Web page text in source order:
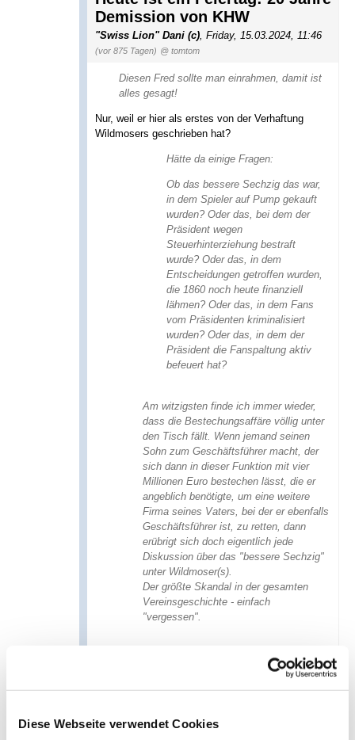
Diese Webseite verwendet Cookies
Demission von KHW
"Swiss Lion" Dani (c), Friday, 15.03.2024, 11:46
(vor 875 Tagen) @ tomtom
Diesen Fred sollte man einrahmen, damit ist
alles gesagt!
Nur, weil er hier als erstes von der Verhaftung
Wildmosers geschrieben hat?
Hätte da einige Fragen:
Ob das bessere Sechzig das war,
in dem Spieler auf Pump gekauft
wurden? Oder das, bei dem der
Präsident wegen
Steuerhinterziehung bestraft
wurde? Oder das, in dem
Entscheidungen getroffen wurden,
die 1860 noch heute finanziell
lähmen? Oder das, in dem Fans
vom Präsidenten kriminalisiert
wurden? Oder das, in dem der
Präsident die Fanspaltung aktiv
befeuert hat?
Am witzigsten finde ich immer wieder,
dass die Bestechungsaffäre völlig unter
den Tisch fällt. Wenn jemand seinen
Sohn zum Geschäftsführer macht, der
sich dann in dieser Funktion mit vier
Millionen Euro bestechen lässt, die er
angeblich benötigte, um eine weitere
Firma seines Vaters, bei der er ebenfalls
Geschäftsführer ist, zu retten, dann
erübrigt sich doch eigentlich jede
Diskussion über das "bessere Sechzig"
unter Wildmoser(s).
Der größte Skandal in der gesamten
Vereinsgeschichte - einfach
"vergessen".
1563 Views
Jahre Demission von KHW